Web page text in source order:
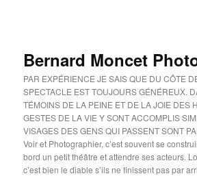
Bernard Moncet
PAR EXPÉRIENCE JE SAIS QUE DU CÔTE
SPECTACLE EST TOUJOURS GÉNÉREUX.
TÉMOINS DE LA PEINE ET DE LA JOIE DES
GESTES DE LA VIE Y SONT ACCOMPLIS
VISAGES DES GENS QUI PASSENT SONT
Voir et Photographier, c’est souvent se
bord un petit théâtre et attendre ses acteurs.
c’est bien le diable s’ils ne finissent pas par